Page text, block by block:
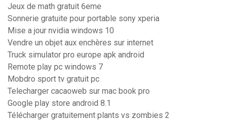
Jeux de math gratuit 6eme
Sonnerie gratuite pour portable sony xperia
Mise a jour nvidia windows 10
Vendre un objet aux enchères sur internet
Truck simulator pro europe apk android
Remote play pc windows 7
Mobdro sport tv gratuit pc
Telecharger cacaoweb sur mac book pro
Google play store android 8.1
Télécharger gratuitement plants vs zombies 2